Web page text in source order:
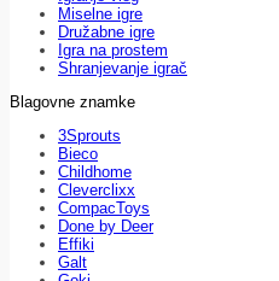
Miselne igre
Družabne igre
Igra na prostem
Shranjevanje igrač
Blagovne znamke
3Sprouts
Bieco
Childhome
Cleverclixx
CompacToys
Done by Deer
Effiki
Galt